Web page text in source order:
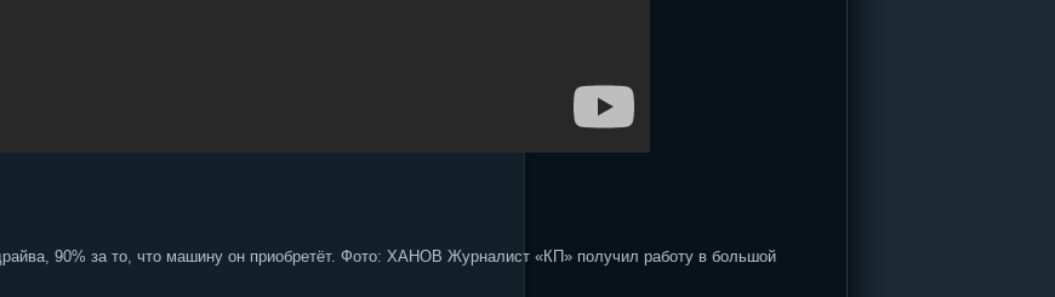
90% за то, что машину он приобретёт. Фото: ХАНОВ Журналист «КП» получил работу в большой